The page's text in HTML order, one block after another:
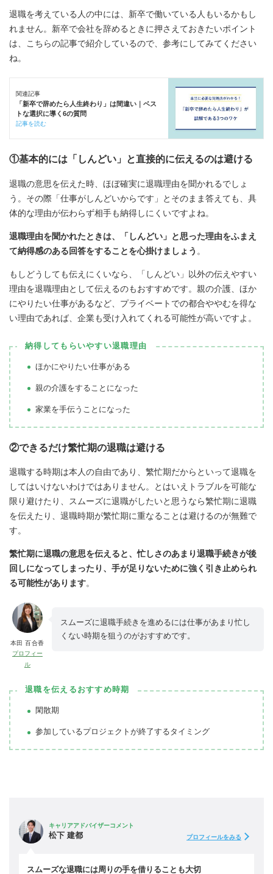
退職を考えている人の中には、新卒で働いている人もいるかもし
れません。新卒で会社を辞めるときに押さえておきたいポイント
は、こちらの記事で紹介しているので、参考にしてみてください
ね。
関連記事
「新卒で辞めたら人生終わり」は間違い｜ベス
トな選択に導く6の質問
記事を読む
①基本的には「しんどい」と直接的に伝えるのは避ける
退職の意思を伝えた時、ほぼ確実に退職理由を聞かれるでしょ
う。その際「仕事がしんどいからです」とそのまま答えても、具
体的な理由が伝わらず相手も納得しにくいですよね。
退職理由を聞かれたときは、「しんどい」と思った理由をふまえ
て納得感のある回答をすることを心掛けましょう 。
もしどうしても伝えにくいなら、「しんどい」以外の伝えやすい
理由を退職理由として伝えるのもおすすめです。親の介護、ほか
にやりたい仕事があるなど、プライベートでの都合ややむを得な
い理由であれば、企業も受け入れてくれる可能性が高いですよ。
納得してもらいやすい退職理由
ほかにやりたい仕事がある
親の介護をすることになった
家業を手伝うことになった
②できるだけ繁忙期の退職は避ける
退職する時期は本人の自由であり、繁忙期だからといって退職を
してはいけないわけではありません。とはいえトラブルを可能な
限り避けたり、スムーズに退職がしたいと思うなら繁忙期に退職
を伝えたり、退職時期が繁忙期に重なることは避けるのが無難で
す。
繁忙期に退職の意思を伝えると、忙しさのあまり退職手続きが後
回しになってしまったり、手が足りないために強く引き止められ
る可能性があります。
本田 百合香
プロフィー
ル
スムーズに退職手続きを進めるには仕事があまり忙し
くない時期を狙うのがおすすめです。
退職を伝えるおすすめ時期
閑散期
参加しているプロジェクトが終了するタイミング
キャリアアドバイザーコメント
松下 建都 プロフィールをみる
スムーズな退職には周りの手を借りることも大切